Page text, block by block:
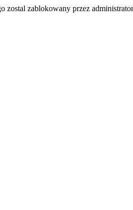
zostal zablokowany przez